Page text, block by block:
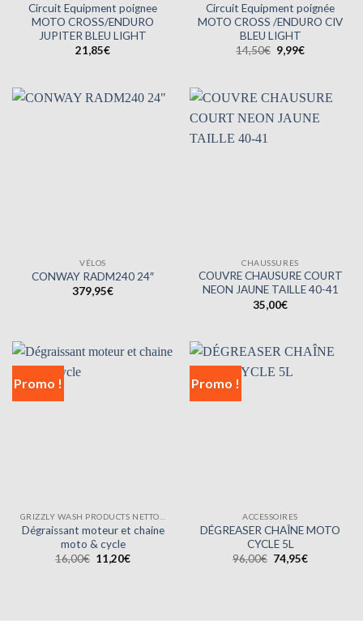
Circuit Equipment poignee
MOTO CROSS/ENDURO
JUPITER BLEU LIGHT
21,85€
Circuit Equipment poignée
MOTO CROSS /ENDURO CIV
BLEU LIGHT
14,50€ Le
prix
14,50€.
9,99€Le
9,99€.
VÉLOS
CONWAY RADM240 24″
379,95€
CHAUSSURES
COUVRE CHAUSURE COURT
NEON JAUNE TAILLE 40-41
35,00€
Promo !
Dégraissant moteur et chaine
moto & cycle
16,00€ Le
prix
11,20€Le
Promo !
ACCESSOIRES
DÉGREASER CHAÎNE MOTO
CYCLE 5L
96,00€ Le
prix
74,95€Le